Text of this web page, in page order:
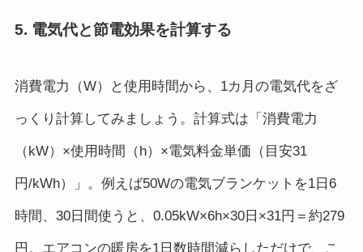
5. 電気代と節電効果を計算する
消費電力（W）と使用時間から、1カ月の電気代をざ
っくり計算してみましょう。計算式は「消費電力
（kW）×使用時間（h）×電気料金単価（目安31
円/kWh）」。例えば50Wの電気ブランケットを1日6
時間、30日間使うと、0.05kW×6h×30日×31円＝約279
円。エアコンの暖房を1日数時間減らしただけで、こ